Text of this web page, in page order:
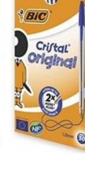
Cliquez pour agrandir